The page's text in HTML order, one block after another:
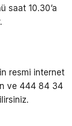
saat 10.30’a
resmi internet
ve 444 84 34